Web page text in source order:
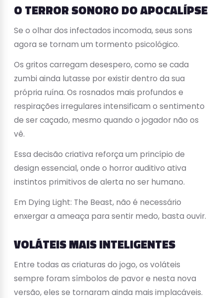
O TERROR SONORO DO APOCALÍPSE
Se o olhar dos infectados incomoda, seus sons
agora se tornam um tormento psicológico.
Os gritos carregam desespero, como se cada
zumbi ainda lutasse por existir dentro da sua
própria ruína. Os rosnados mais profundos e
respirações irregulares intensificam o sentimento
de ser caçado, mesmo quando o jogador não os
vê.
Essa decisão criativa reforça um princípio de
design essencial, onde o horror auditivo ativa
instintos primitivos de alerta no ser humano.
Em Dying Light: The Beast, não é necessário
enxergar a ameaça para sentir medo, basta ouvir.
VOLÁTEIS MAIS INTELIGENTES
Entre todas as criaturas do jogo, os voláteis
sempre foram símbolos de pavor e nesta nova
versão, eles se tornaram ainda mais implacáveis.